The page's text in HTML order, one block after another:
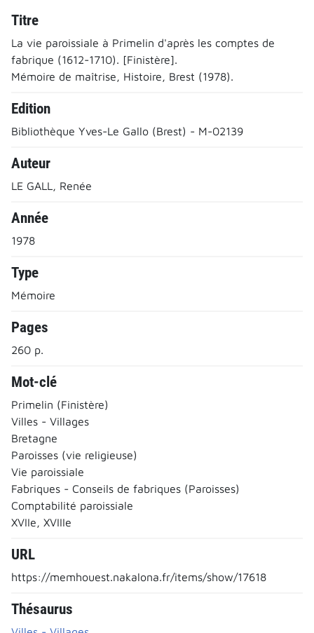
Titre
La vie paroissiale à Primelin d'après les comptes de
fabrique (1612-1710). [Finistère].
Mémoire de maîtrise, Histoire, Brest (1978).
Edition
Bibliothèque Yves-Le Gallo (Brest) - M-02139
Auteur
LE GALL, Renée
Année
1978
Type
Mémoire
Pages
260 p.
Mot-clé
Primelin (Finistère)
Villes - Villages
Bretagne
Paroisses (vie religieuse)
Vie paroissiale
Fabriques - Conseils de fabriques (Paroisses)
Comptabilité paroissiale
XVIIe, XVIIIe
URL
https://memhouest.nakalona.fr/items/show/17618
Thésaurus